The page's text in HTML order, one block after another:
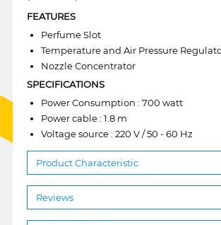
FEATURES
Perfume Slot
Temperature and Air Pressure
Nozzle Concentrator
SPECIFICATIONS
Power Consumption : 700 watt
Power cable : 1.8 m
Voltage source : 220 V / 50 - 60 Hz
Product Characteristic
Reviews